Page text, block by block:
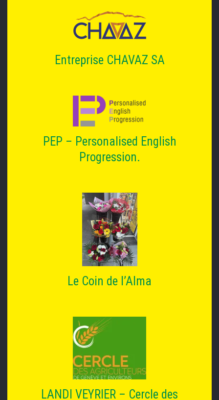
Entreprise CHAVAZ SA
PEP – Personalised English
Progression.
Le Coin de l’Alma
LANDI VEYRIER – Cercle des